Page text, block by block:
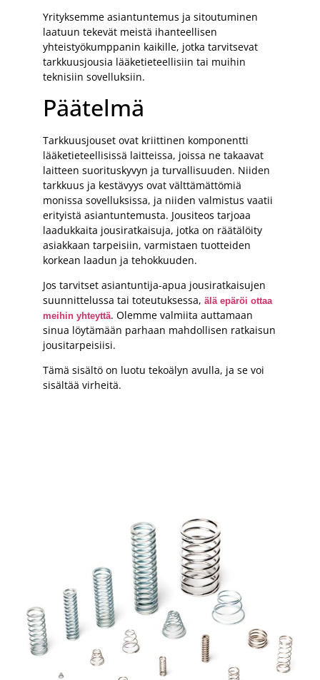
Yrityksemme asiantuntemus ja sitoutuminen
laatuun tekevät meistä ihanteellisen
yhteistyökumppanin kaikille, jotka tarvitsevat
tarkkuusjousia lääketieteellisiin tai muihin
teknisiin sovelluksiin.
Päätelmä
Tarkkuusjouset ovat kriittinen komponentti
lääketieteellisissä laitteissa, joissa ne takaavat
laitteen suorituskyvyn ja turvallisuuden. Niiden
tarkkuus ja kestävyys ovat välttämättömiä
monissa sovelluksissa, ja niiden valmistus vaatii
erityistä asiantuntemusta. Jousiteos tarjoaa
laadukkaita jousiratkaisuja, jotka on räätälöity
asiakkaan tarpeisiin, varmistaen tuotteiden
korkean laadun ja tehokkuuden.
Jos tarvitset asiantuntija-apua jousiratkaisujen
suunnittelussa tai toteutuksessa, älä epäröi ottaa
meihin yhteyttä. Olemme valmiita auttamaan
sinua löytämään parhaan mahdollisen ratkaisun
jousitarpeisiisi.
Tämä sisältö on luotu tekoälyn avulla, ja se voi
sisältää virheitä.